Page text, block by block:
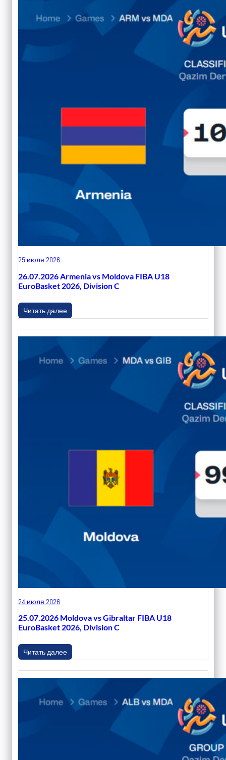
25 июля 2026
26.07.2026 Armenia vs Moldova FIBA U18
EuroBasket 2026, Division C
Читать далее
24 июля 2026
25.07.2026 Moldova vs Gibraltar FIBA U18
EuroBasket 2026, Division C
Читать далее